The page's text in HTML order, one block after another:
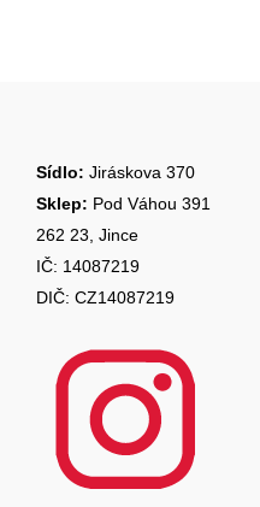
Zweigelt, Cabernet Sauvignon
Sídlo: Jiráskova 370
Sklep: Pod Váhou 391
262 23, Jince
IČ: 14087219
DIČ: CZ14087219